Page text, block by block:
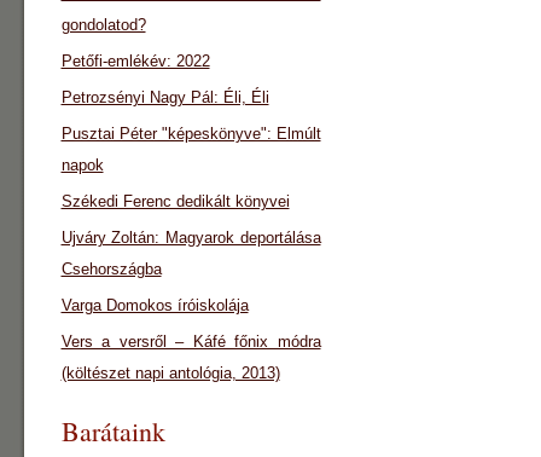
gondolatod?
Petőfi-emlékév: 2022
Petrozsényi Nagy Pál: Éli, Éli
Pusztai Péter "képeskönyve": Elmúlt
napok
Székedi Ferenc dedikált könyvei
Ujváry Zoltán: Magyarok deportálása
Csehországba
Varga Domokos íróiskolája
Vers a versről – Káfé főnix módra
(költészet napi antológia, 2013)
Barátaink